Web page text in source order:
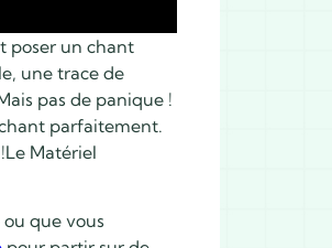
poser un chant
une trace de
pas de panique !
parfaitement.
Matériel
que vous